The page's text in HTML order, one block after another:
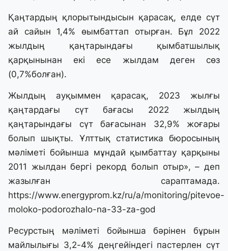
Қаңтардың қлорытындысын қарасақ, елде сүт
ай сайын 1,4% өымбаттап отырған. Бұл 2022
жылдың қаңтарындағы қымбатшылық
қарқынынан екі есе жылдам деген сөз
(0,7%болған).
Жылдың ауқыммен қарасақ, 2023 жылғы
қаңтардағы сүт бағасы 2022 жылдың
қаңтарындағы сүт бағасынан 32,9% жоғары
болып шықты. Ұлттық статистика бюросының
мәліметі бойынша мұндай қымбаттау қарқыны
2011 жылдан бергі рекорд болып отыр», – деп
жазылған сараптамада.
https://www.energyprom.kz/ru/a/monitoring/pitevoe-
moloko-podorozhalo-na-33-za-god
Ресурстың мәліметі бойынша бәрінен бұрын
майлылығы 3,2-4% деңгейіндегі пастерлен сүт